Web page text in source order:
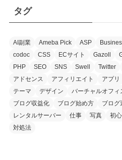
ー
タグ
AI副業 Ameba Pick ASP
codoc
CSS ECサイト Gazoll
PHP
SEO SNS Swell Twitter
アドセンス
アフィリエイト アプリ
テーマ
デザイン バーチャルオフィ
ブログ収益化
ブログ始め方 ブログ
レンタルサーバー
仕事 写真 初
対処法